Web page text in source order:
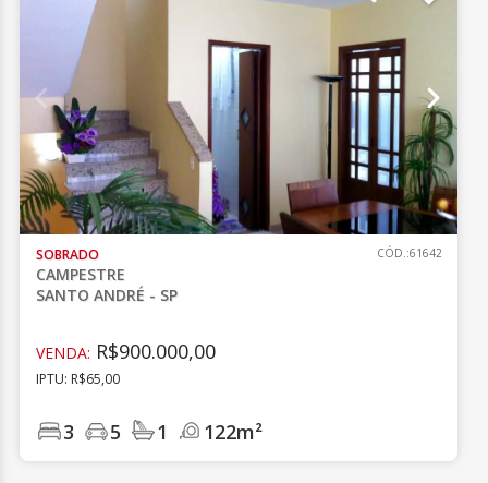
SOBRADO
CAMPESTRE
SANTO ANDRÉ - SP
CÓD.:61642
VENDA: R$900.000,00
IPTU: R$65,00
3 5 1 122m²